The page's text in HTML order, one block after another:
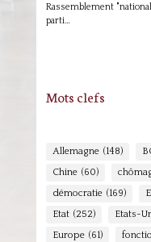
Rassemblement
parti…
Mots clefs
Allemagne (148)
Chine (60)
démocratie (169)
Etat (252) Etats-
Europe (61)